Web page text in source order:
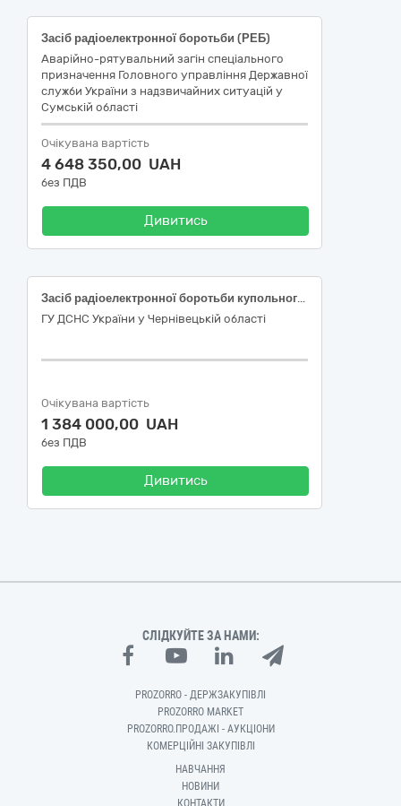
Засіб радіоелектронної боротьби (РЕБ)
Аварійно-рятувальний загін спеціального
призначення Головного управління Державної
служби України з надзвичайних ситуацій у
Сумській області
Очікувана вартість
4 648 350,00 UAH
без ПДВ
Дивитись
Засіб радіоелектронної боротьби купольного типу
ГУ ДСНС України у Чернівецькій області
Очікувана вартість
1 384 000,00 UAH
без ПДВ
Дивитись
СЛІДКУЙТЕ ЗА НАМИ:
PROZORRO - ДЕРЖЗАКУПІВЛІ
PROZORRO MARKET
PROZORRO.ПРОДАЖІ - АУКЦІОНИ
КОМЕРЦІЙНІ ЗАКУПІВЛІ
НАВЧАННЯ
НОВИНИ
КОНТАКТИ